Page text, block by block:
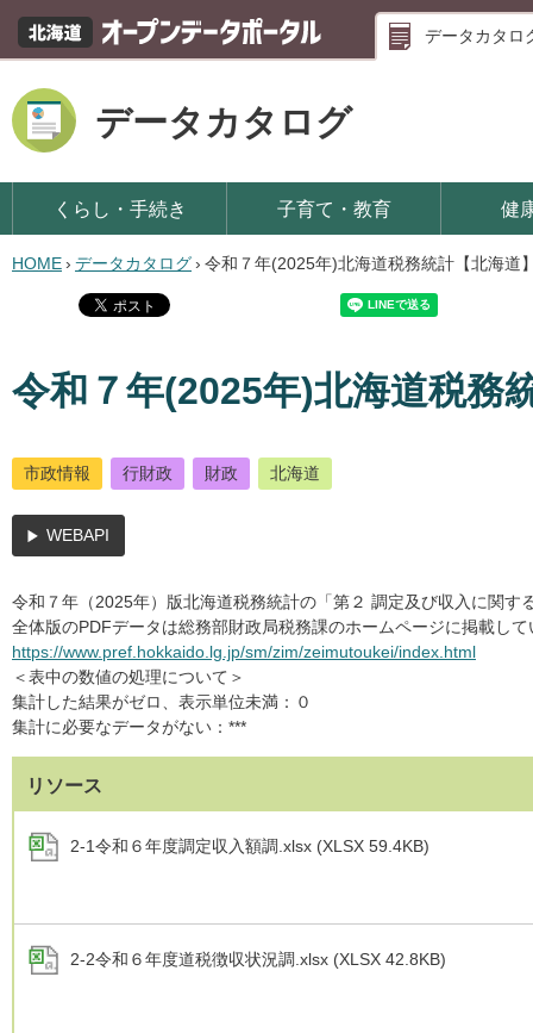
データカタロ
データカタログ
くらし・手続き 子育て・教育 健
HOME› データカタログ› 令和７年(2025年)北海道税務統計【北海道
令和７年(2025年)北海道税務
市政情報 行財政 財政 北海道
WEBAPI
令和７年（2025年）版北海道税務統計の「第２ 調定及び収入に関
全体版のPDFデータは総務部財政局税務課のホームページに掲載して
https://www.pref.hokkaido.lg.jp/sm/zim/zeimutoukei/index.html
＜表中の数値の処理について＞
集計した結果がゼロ、表示単位未満：０
集計に必要なデータがない：***
リソース
2-1令和６年度調定収入額調.xlsx (XLSX 59.4KB)
2-2令和６年度道税徴収状況調.xlsx (XLSX 42.8KB)